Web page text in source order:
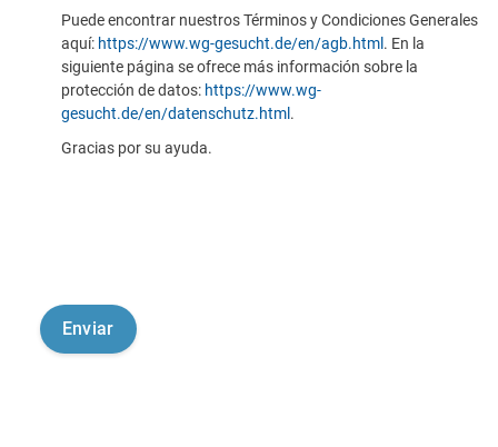
Puede encontrar nuestros Términos y Condiciones Generales
aquí: https://www.wg-gesucht.de/en/agb.html . En la
siguiente página se ofrece más información sobre la
protección de datos: https://www.wg-
gesucht.de/en/datenschutz.html .
Gracias por su ayuda.